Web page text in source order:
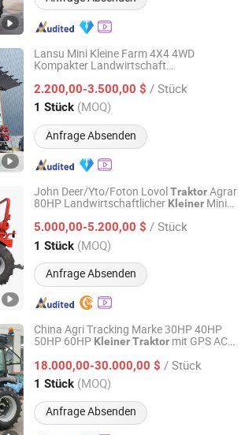
Lansu Mini Kleine Farm 4X4 4WD
Kompakter Landwirtschaft
40HP 45HP 50HP 55HP 60HP Garten
Obstgarten Niedrigprofil Schwerlast
Frontlader Pto
2.200,00-3.500,00 $ / Stück
1 Stück (MOQ)
Anfrage Absenden
And Control Instrument Co.,
Seit 2021
John Deer/Yto/Foton LovolTraktorAgrar
80HP Landwirtschaftlicher Kleiner Mini
5.000,00-5.200,00 $ / Stück
1 Stück (MOQ)
Anfrage Absenden
Trade Co., Ltd.
Seit 2024
China Agri Tracking Marke 30HP 40HP
50HP 60HP KleinerTraktor mit GPS AC
18.000,00-30.000,00 $ / Stück
1 Stück (MOQ)
Anfrage Absenden
Co., Ltd.
Seit 2018